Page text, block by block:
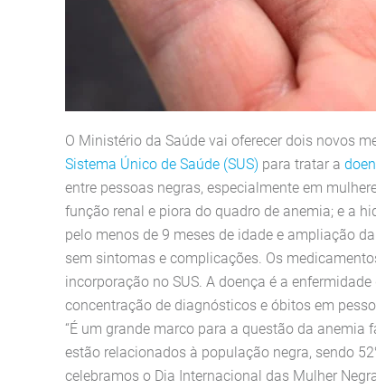
O Ministério da Saúde vai oferecer dois novos
Sistema Único de Saúde (SUS) para tratar a
entre pessoas negras, especialmente em
função renal e piora do quadro de anemia; e a
pelo menos de 9 meses de idade e ampliação
sem sintomas e complicações. Os
incorporação no SUS. A doença é a
concentração de diagnósticos e óbitos em
“É um grande marco para a questão da
estão relacionados à população negra, sendo
celebramos o Dia Internacional das Mulher